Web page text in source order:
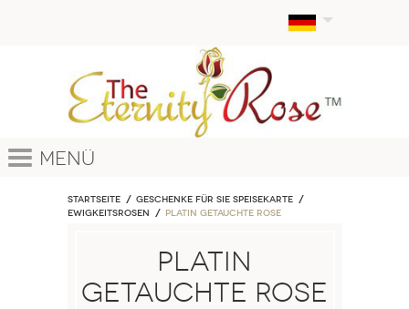
Menü
Startseite
Geschenke für sie Speisekarte
EWIGKEITSROSEN
Platin getauchte Rose
Platin
getauchte Rose